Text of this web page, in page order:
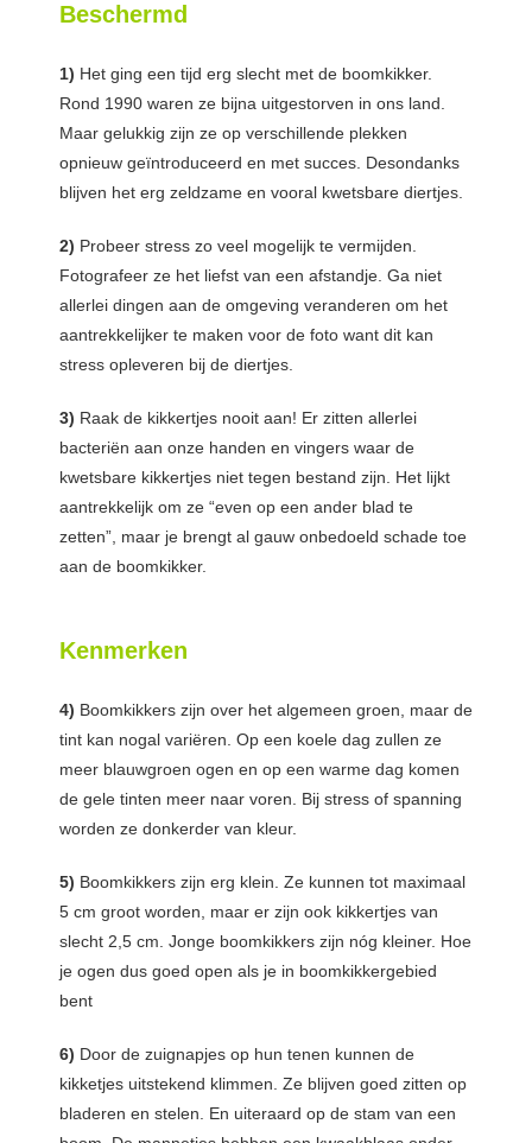
Beschermd
1) Het ging een tijd erg slecht met de boomkikker.
Rond 1990 waren ze bijna uitgestorven in ons land.
Maar gelukkig zijn ze op verschillende plekken
opnieuw geïntroduceerd en met succes. Desondanks
blijven het erg zeldzame en vooral kwetsbare diertjes.
2) Probeer stress zo veel mogelijk te vermijden.
Fotografeer ze het liefst van een afstandje. Ga niet
allerlei dingen aan de omgeving veranderen om het
aantrekkelijker te maken voor de foto want dit kan
stress opleveren bij de diertjes.
3) Raak de kikkertjes nooit aan! Er zitten allerlei
bacteriën aan onze handen en vingers waar de
kwetsbare kikkertjes niet tegen bestand zijn. Het lijkt
aantrekkelijk om ze “even op een ander blad te
zetten”, maar je brengt al gauw onbedoeld schade toe
aan de boomkikker.
Kenmerken
4) Boomkikkers zijn over het algemeen groen, maar de
tint kan nogal variëren. Op een koele dag zullen ze
meer blauwgroen ogen en op een warme dag komen
de gele tinten meer naar voren. Bij stress of spanning
worden ze donkerder van kleur.
5) Boomkikkers zijn erg klein. Ze kunnen tot maximaal
5 cm groot worden, maar er zijn ook kikkertjes van
slecht 2,5 cm. Jonge boomkikkers zijn nóg kleiner. Hoe
je ogen dus goed open als je in boomkikkergebied
bent
6) Door de zuignapjes op hun tenen kunnen de
kikketjes uitstekend klimmen. Ze blijven goed zitten op
bladeren en stelen. En uiteraard op de stam van een